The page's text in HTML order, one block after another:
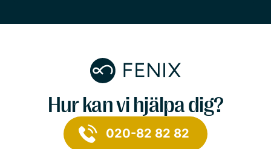
Hur kan vi hjälpa dig?
020-82 82 82